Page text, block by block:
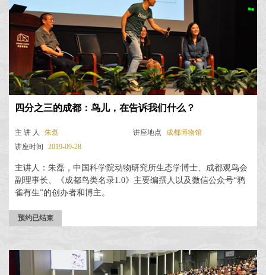
四分之三的成都：鸟儿，在告诉我们什么？
主 讲 人 朱磊 讲座地点
成都博物馆
讲座时间
2019-09-28
主讲人：朱磊，中国科学院动物研究所生态学博士、成都观鸟会
副理事长、《成都鸟类名录1.0》主要编撰人以及微信公众号“鸦
雀有生”的创办者和博主。
预约已结束